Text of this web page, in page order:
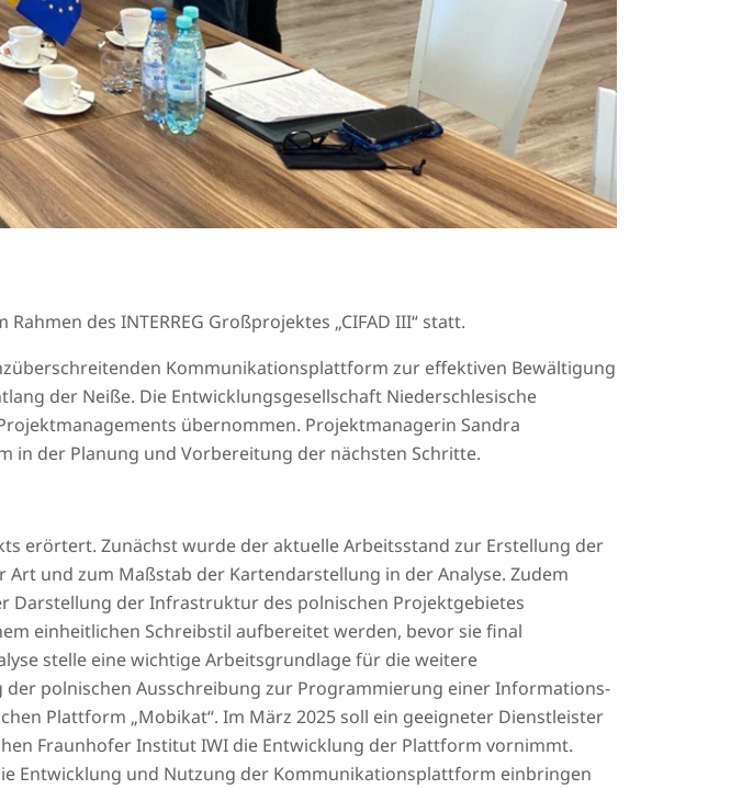
des INTERREG Großprojektes „CIFAD III“ statt.
Kommunikationsplattform zur effektiven Bewältigung
der Neiße. Die Entwicklungsgesellschaft Niederschlesische
übernommen. Projektmanagerin Sandra
in der Planung und Vorbereitung der nächsten Schritte.
erörtert. Zunächst wurde der aktuelle Arbeitsstand zur Erstellung der
und zum Maßstab der Kartendarstellung in der Analyse. Zudem
Darstellung der Infrastruktur des polnischen Projektgebietes
einheitlichen Schreibstil aufbereitet werden, bevor sie final
stelle eine wichtige Arbeitsgrundlage für die weitere
polnischen Ausschreibung zur Programmierung einer Informations-
Plattform „Mobikat“. Im März 2025 soll ein geeigneter Dienstleister
Fraunhofer Institut IWI die Entwicklung der Plattform vornimmt.
Entwicklung und Nutzung der Kommunikationsplattform einbringen